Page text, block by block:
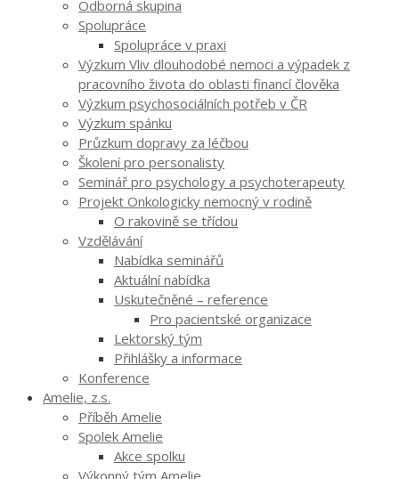
Odborná skupina
Spolupráce
Spolupráce v praxi
Výzkum Vliv dlouhodobé nemoci a výpadek z
pracovního života do oblasti financí člověka
Výzkum psychosociálních potřeb v ČR
Výzkum spánku
Průzkum dopravy za léčbou
Školení pro personalisty
Seminář pro psychology a psychoterapeuty
Projekt Onkologicky nemocný v rodině
O rakovině se třídou
Vzdělávání
Nabídka seminářů
Aktuální nabídka
Uskutečněné – reference
Pro pacientské organizace
Lektorský tým
Přihlášky a informace
Konference
Amelie, z.s.
Příběh Amelie
Spolek Amelie
Akce spolku
Výkonný tým Amelie